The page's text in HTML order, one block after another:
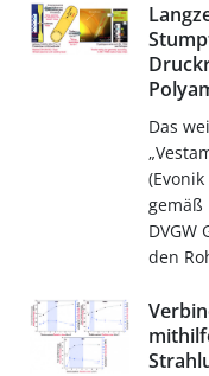
Das
gemäß
DVGW
den